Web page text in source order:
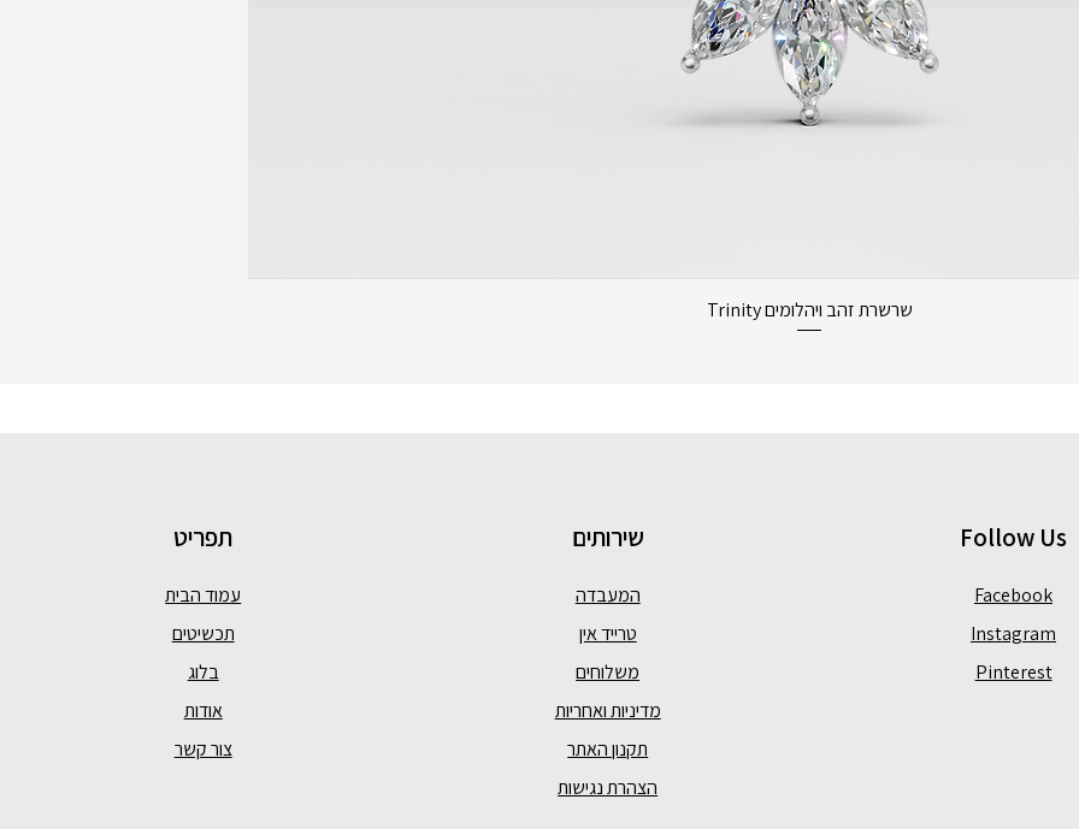
תצוגה מהירה
שרשרת זהב ויהלומים Trinity
תפריט
עמוד הבית
תכשיטים
בלוג
אודות
צור קשר
שירותים
המעבדה
טרייד אין
משלוחים
מדיניות ואחריות
תקנון האתר
הצהרת נגישות
Follow Us
Facebook
Instagram
Pinterest